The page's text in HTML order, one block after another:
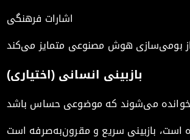
اشارات فرهنگی
بازبینی انسانی (اختیاری)